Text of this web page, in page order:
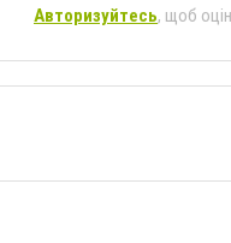
Авторизуйтесь, щоб